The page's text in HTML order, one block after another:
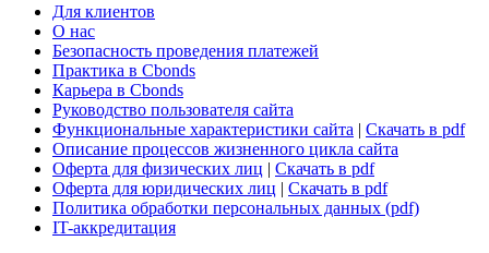
Для клиентов
О нас
Безопасность проведения платежей
Практика в Cbonds
Карьера в Cbonds
Руководство пользователя сайта
Функциональные характеристики сайта | Скачать в pdf
Описание процессов жизненного цикла сайта
Оферта для физических лиц | Скачать в pdf
Оферта для юридических лиц | Скачать в pdf
Политика обработки персональных данных (pdf)
IT-аккредитация